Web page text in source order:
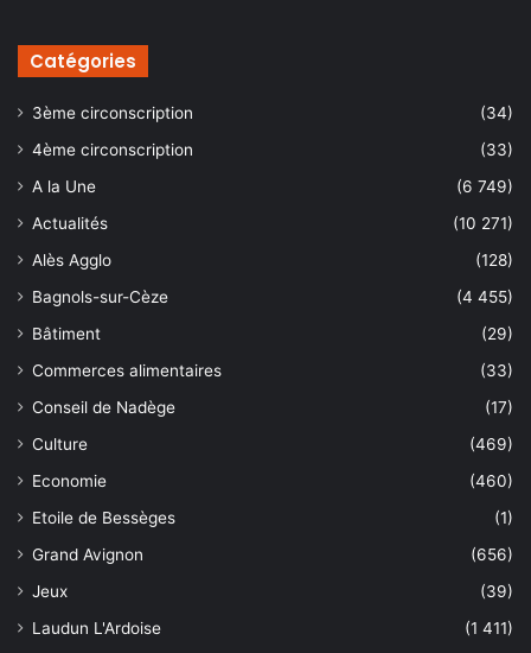
Catégories
3ème circonscription
(34)
4ème circonscription
(33)
A la Une
(6 749)
Actualités
(10 271)
Alès Agglo
(128)
Bagnols-sur-Cèze
(4 455)
Bâtiment
(29)
Commerces alimentaires
(33)
Conseil de Nadège
(17)
Culture
(469)
Economie
(460)
Etoile de Bessèges
(1)
Grand Avignon
(656)
Jeux
(39)
Laudun L'Ardoise
(1 411)